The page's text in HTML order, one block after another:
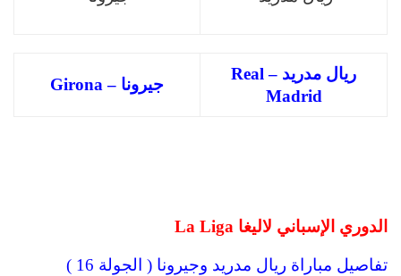
ريال مدريد – Real
Madrid
جيرونا – Girona
الدوري الإسباني لاليغا La Liga
تفاصيل مباراة ريال مدريد وجيرونا ( الجولة 16 )